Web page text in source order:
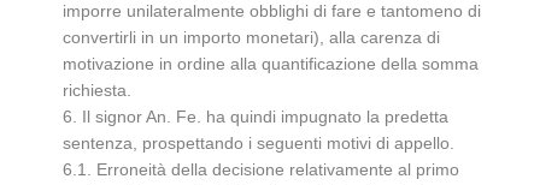
imporre unilateralmente obblighi di fare e tantomeno di
convertirli in un importo monetari), alla carenza di
motivazione in ordine alla quantificazione della somma
richiesta.
6. Il signor An. Fe. ha quindi impugnato la predetta
sentenza, prospettando i seguenti motivi di appello.
6.1. Erroneità della decisione relativamente al primo